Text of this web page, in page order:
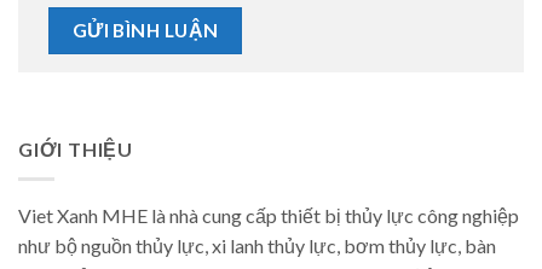
GIỚI THIỆU
Viet Xanh MHE là nhà cung cấp thiết bị thủy lực công nghiệp
như bộ nguồn thủy lực, xi lanh thủy lực, bơm thủy lực, bàn